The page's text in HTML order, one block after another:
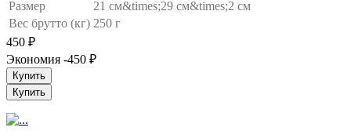
Размер
21 см&times;29 см&times;2 см
Вес брутто (кг) 250 г
450 ₽
Экономия -450 ₽
Купить
Купить